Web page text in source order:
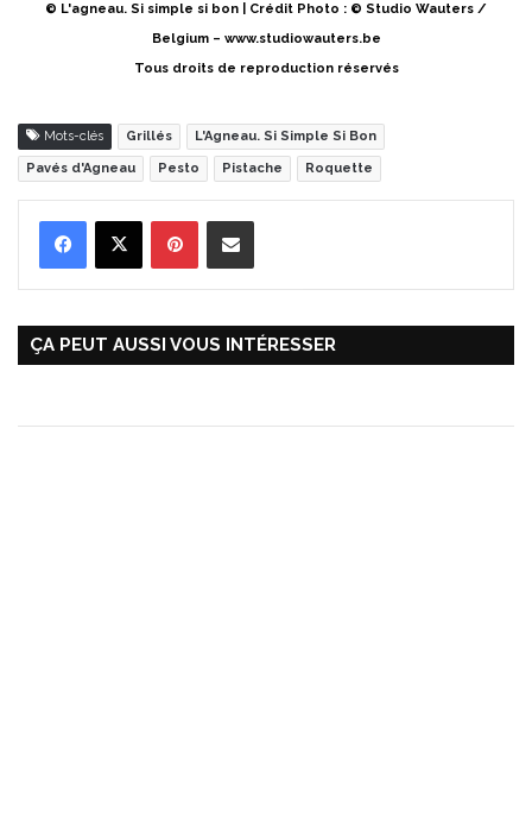
© L'agneau. Si simple si bon | Crédit Photo : © Studio Wauters /
Belgium – www.studiowauters.be
Tous droits de reproduction réservés
Mots-clés Grillés L'Agneau. Si Simple Si Bon
Pavés d'Agneau Pesto Pistache Roquette
ÇA PEUT AUSSI VOUS INTÉRESSER